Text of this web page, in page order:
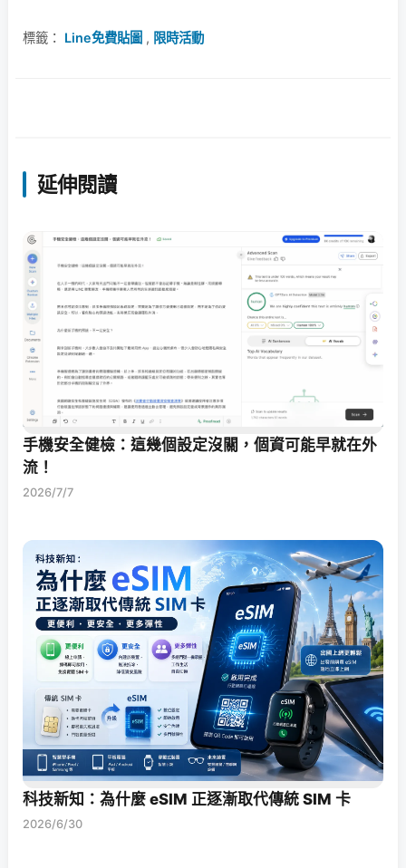
標籤： Line免費貼圖 , 限時活動
延伸閱讀
手機安全健檢：這幾個設定沒關，個資可能早就在外
流！
2026/7/7
科技新知：為什麼 eSIM 正逐漸取代傳統 SIM 卡
2026/6/30